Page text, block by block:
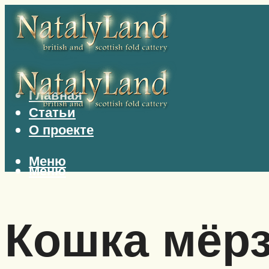
Главная
Статьи
О проекте
Меню
Меню
Кошка